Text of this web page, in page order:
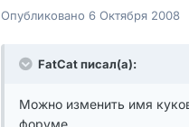
Опубликовано 6 Октября 2008
FatCat писал(а):
Можно изменить имя